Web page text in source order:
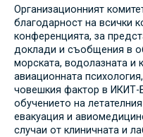
Организационният
благодарност на всички
конференцията, за
доклади и съобщения в
морската, водолазната и
авиационната
човешкия фактор в ИКИТ-
обучението на
евакуация и
случаи от клиничната и